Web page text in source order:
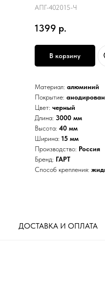
АПГ-402015-Ч
1399 р.
В корзину
Материал: алюминий
Покрытие:
Цвет: черный
Длина: 3000 мм
Высота: 40 мм
Ширина: 15 мм
Производство: Россия
Бренд: ГАРТ
Способ крепления:
ДОСТАВКА И ОПЛАТА